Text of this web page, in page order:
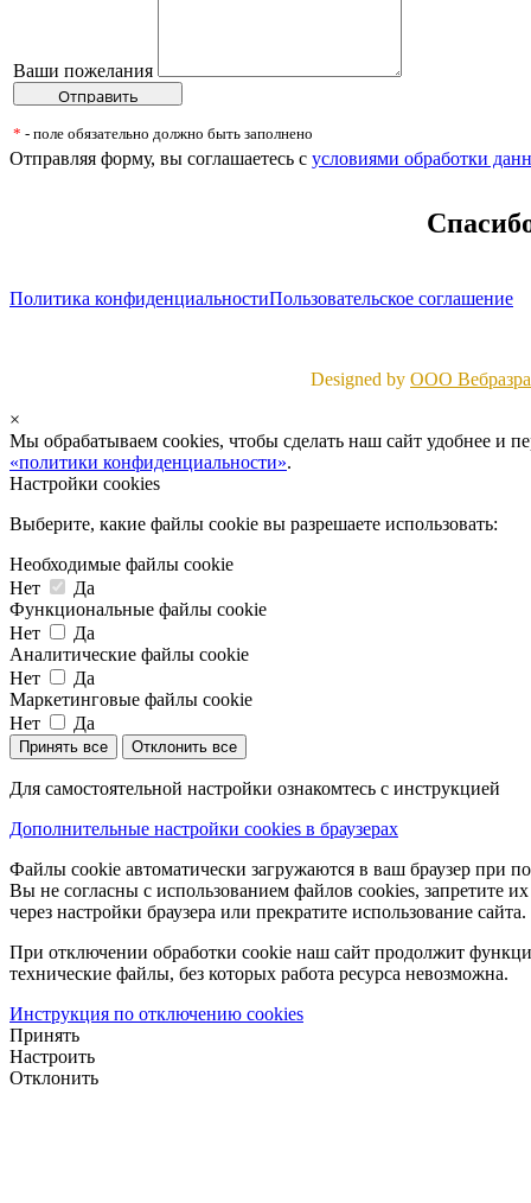
Ваши пожелания
* - поле обязательно должно быть заполнено
Отправляя форму, вы соглашаетесь с условиями обработки
Политика конфиденциальностиПользовательское соглашение
Designed by ООО
×
Мы обрабатываем cookies, чтобы сделать наш сайт удобнее и
«политики конфиденциальности».
Настройки cookies
Выберите, какие файлы cookie вы разрешаете использовать:
Необходимые файлы cookie
Нет
Да
Функциональные файлы cookie
Нет
Да
Аналитические файлы cookie
Нет
Да
Маркетинговые файлы cookie
Нет
Да
Принять все Отклонить все
Для самостоятельной настройки ознакомтесь с инструкцией
Дополнительные настройки cookies в браузерах
Файлы cookie автоматически загружаются в ваш браузер при
Вы не согласны с использованием файлов cookies, запретите
через настройки браузера или прекратите использование сайта.
При отключении обработки cookie наш сайт продолжит
технические файлы, без которых работа ресурса невозможна.
Инструкция по отключению cookies
Принять
Настроить
Отклонить